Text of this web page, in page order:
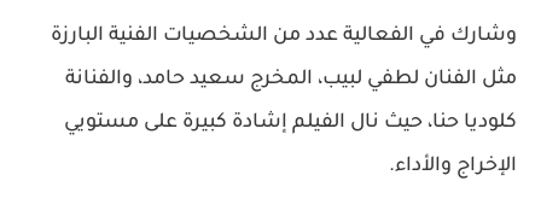
وشارك في الفعالية عدد من الشخصيات الفنية البارزة
مثل الفنان لطفي لبيب، المخرج سعيد حامد، والفنانة
كلوديا حنا، حيث نال الفيلم إشادة كبيرة على مستويي
الإخراج والأداء.